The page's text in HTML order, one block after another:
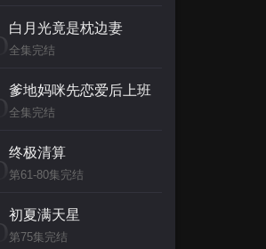
白月光竟是枕边妻
全集完结
爹地妈咪先恋爱后上班
全集完结
终极清算
第61-80集完结
初夏满天星
第75集完结